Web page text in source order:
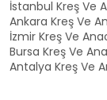
İstanbul Kreş Ve
Ankara Kreş Ve
İzmir Kreş Ve
Bursa Kreş Ve
Antalya Kreş Ve